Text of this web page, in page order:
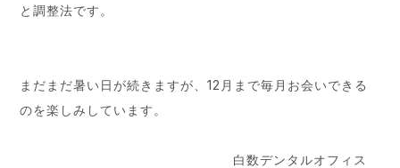
と調整法です。
まだまだ暑い日が続きますが、12月まで毎月お会いできる
のを楽しみしています。
白数デンタルオフィス